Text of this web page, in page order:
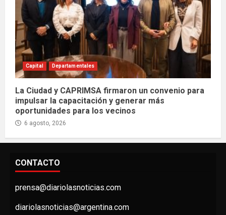
Capital Departamentales
La Ciudad y CAPRIMSA firmaron un convenio para
impulsar la capacitación y generar más
oportunidades para los vecinos
6 agosto, 2026
CONTACTO
prensa@diariolasnoticias.com
diariolasnoticias@argentina.com